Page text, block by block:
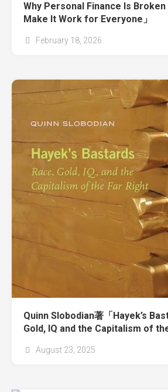
Why Personal Finance Is Broken
Make It Work for Everyone」
February 18, 2026
Quinn Slobodian著「Hayek’s
Gold, IQ and the Capitalism of
August 23, 2025